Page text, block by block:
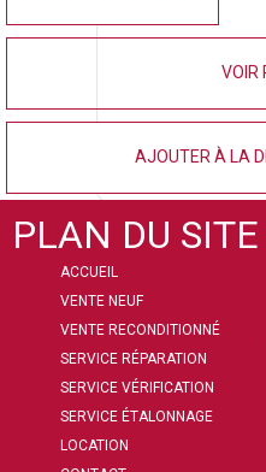
VOIR
AJOUTER À LA
PLAN DU SITE
ACCUEIL
VENTE NEUF
VENTE RECONDITIONNÉ
SERVICE RÉPARATION
SERVICE VÉRIFICATION
SERVICE ÉTALONNAGE
LOCATION